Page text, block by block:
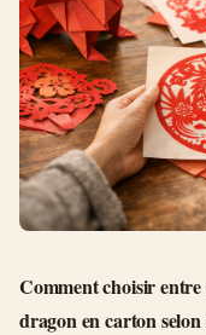
Comment choisir
dragon en carton